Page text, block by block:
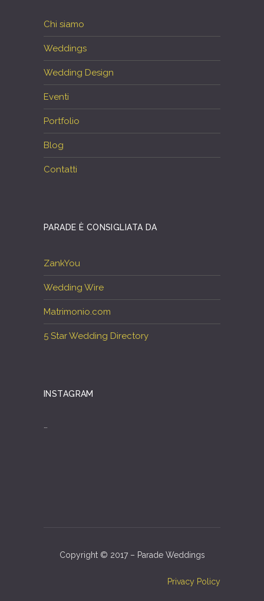
Chi siamo
Weddings
Wedding Design
Eventi
Portfolio
Blog
Contatti
PARADE È CONSIGLIATA DA
ZankYou
Wedding Wire
Matrimonio.com
5 Star Wedding Directory
INSTAGRAM
…
Copyright © 2017 – Parade Weddings
Privacy Policy